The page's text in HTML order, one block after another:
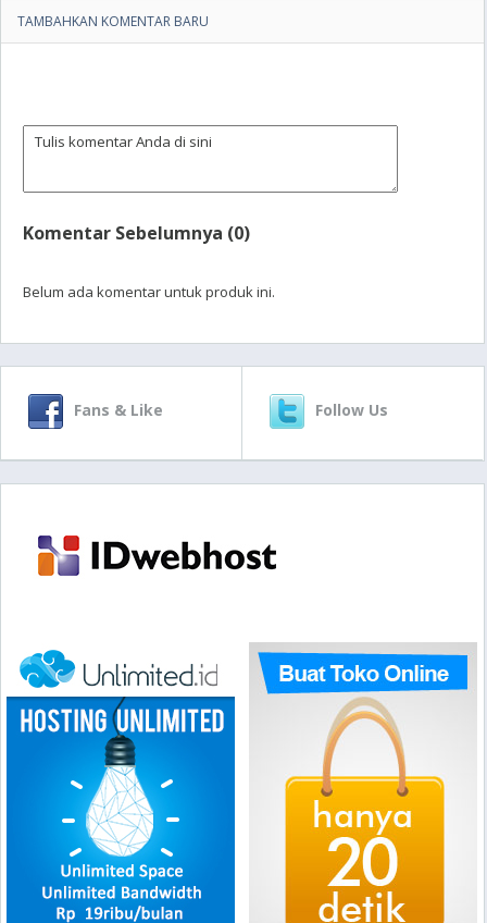
TAMBAHKAN KOMENTAR BARU
Komentar Sebelumnya (0)
Belum ada komentar untuk produk ini.
Fans & Like Follow Us